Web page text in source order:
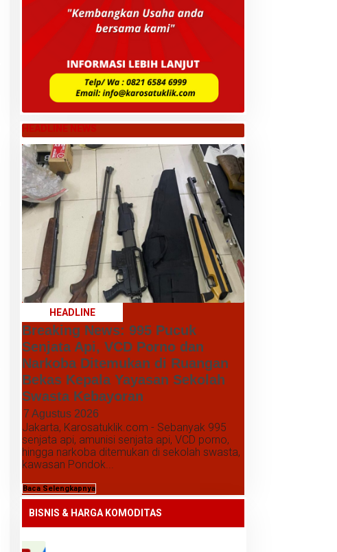
HEADLINE NEWS
HEADLINE
Breaking News: 995 Pucuk
Senjata Api, VCD Porno dan
Narkoba Ditemukan di Ruangan
Bekas Kepala Yayasan Sekolah
Swasta Kebayoran
7 Agustus 2026
Jakarta, Karosatuklik.com - Sebanyak 995
senjata api, amunisi senjata api, VCD porno,
hingga narkoba ditemukan di sekolah swasta,
kawasan Pondok...
Baca Selengkapnya
BISNIS & HARGA KOMODITAS
Daftar Harga Komoditas Pertanian
Kabupaten Karo, Rabu 05 Agustus 2026